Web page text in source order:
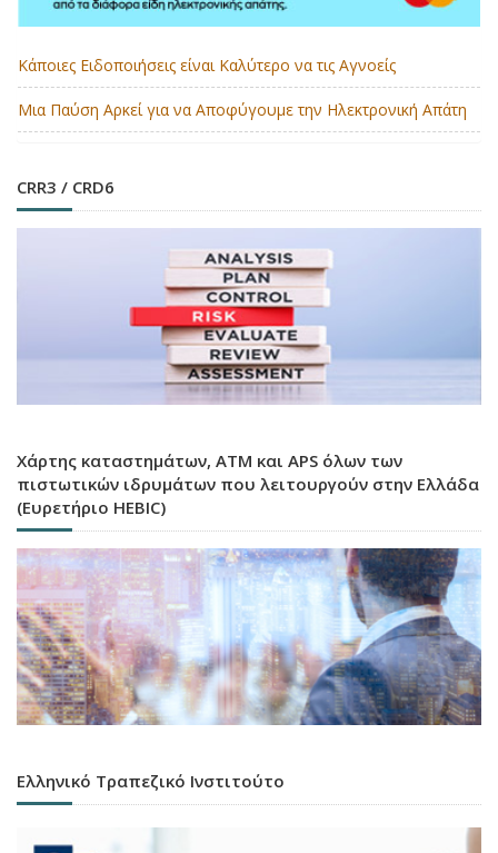
Κάποιες Ειδοποιήσεις είναι Καλύτερο να τις Αγνοείς
Μια Παύση Αρκεί για να Αποφύγουμε την Ηλεκτρονική Απάτη
CRR3 / CRD6
Χάρτης καταστημάτων, ATM και APS όλων των
πιστωτικών ιδρυμάτων που λειτουργούν στην Ελλάδα
(Ευρετήριο HEBIC)
Ελληνικό Τραπεζικό Ινστιτούτο